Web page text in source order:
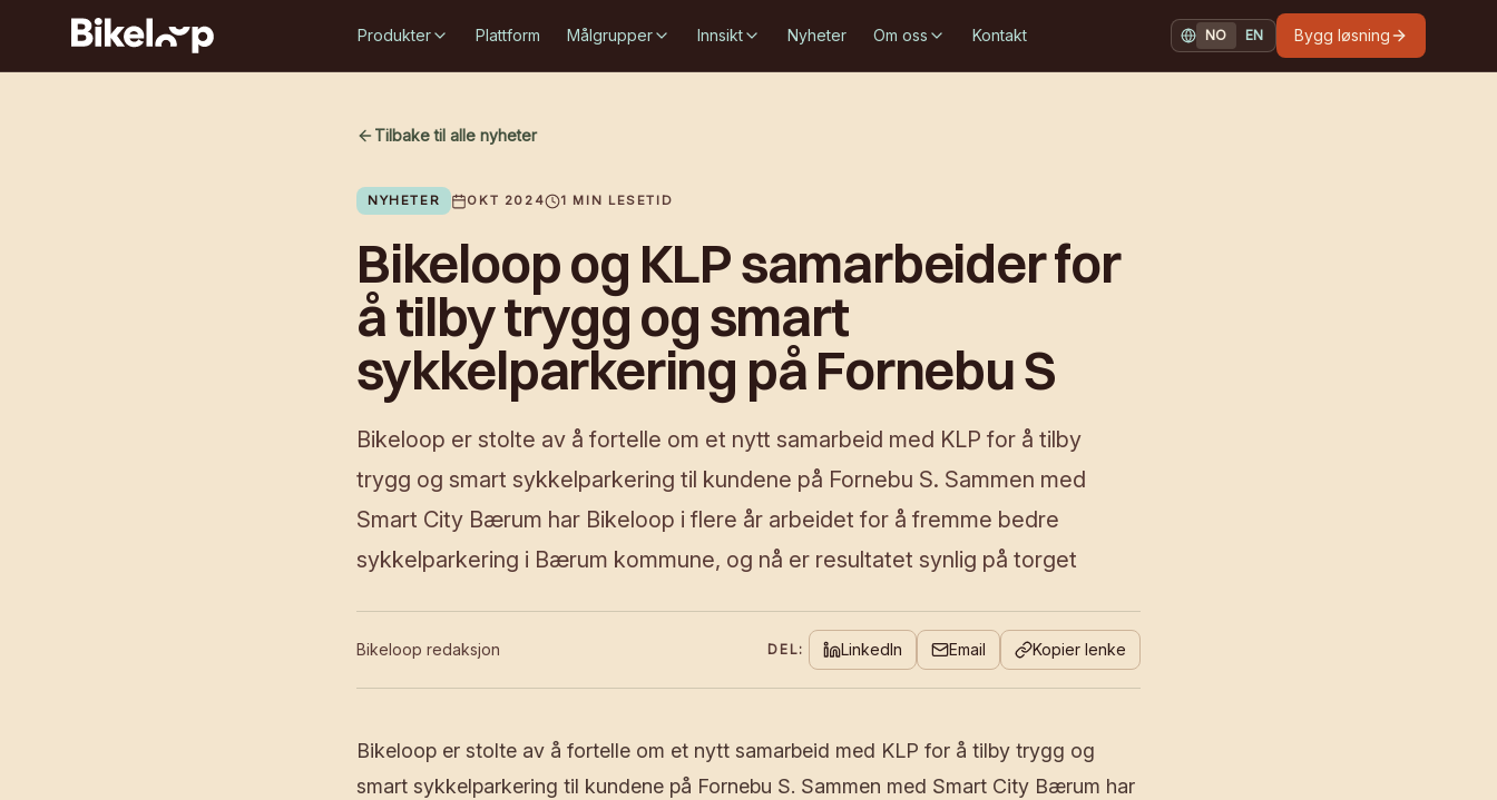
Produkter Plattform Målgrupper Innsikt Nyheter Om oss Kontakt NO
NORSKEN
ENGLISHBygg løsning
Tilbake til alle nyheter
NYHETER OKT 2024 1 MIN LESETID
Bikeloop og KLP samarbeider for
å tilby trygg og smart
sykkelparkering på Fornebu S
Bikeloop er stolte av å fortelle om et nytt samarbeid med KLP for å tilby
trygg og smart sykkelparkering til kundene på Fornebu S. Sammen med
Smart City Bærum har Bikeloop i flere år arbeidet for å fremme bedre
sykkelparkering i Bærum kommune, og nå er resultatet synlig på torget
Bikeloop redaksjon DEL: LinkedIn Email Kopier lenke
Bikeloop er stolte av å fortelle om et nytt samarbeid med KLP for å tilby trygg og
smart sykkelparkering til kundene på Fornebu S. Sammen med Smart City Bærum har